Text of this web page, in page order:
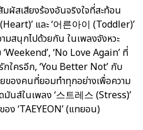
มผัสเสียงร้องอันจริงใจที่สะท้อน
และ ‘어른아이 (Toddler)’
สนุกไปด้วยกัน ในเพลงจังหวะ
‘No Love Again’ ที่
ใครอีก, ‘You Better Not’ กับ
ของคนที่ยอมทำทุกอย่างเพื่อความ
นส์ในเพลง ‘스트레스 (Stress)’
ง ‘TAEYEON’ (แทยอน)